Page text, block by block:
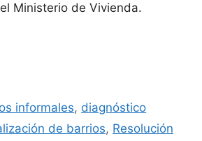
Ministerio de Vivienda.
informales, diagnóstico
de barrios, Resolución